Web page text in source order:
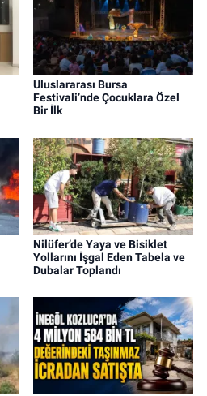
Uluslararası Bursa
Festivali’nde Çocuklara Özel
Bir İlk
Nilüfer’de Yaya ve Bisiklet
Yollarını İşgal Eden Tabela ve
Dubalar Toplandı